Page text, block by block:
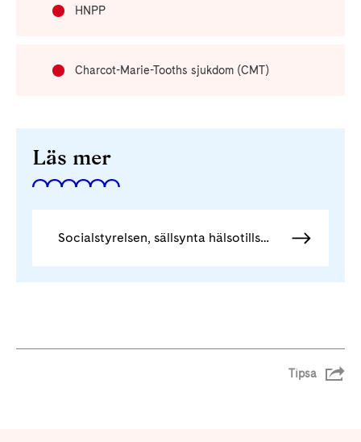
HNPP
Charcot-Marie-Tooths sjukdom (CMT)
Läs mer
Socialstyrelsen, sällsynta hälsotillstånd
Tipsa